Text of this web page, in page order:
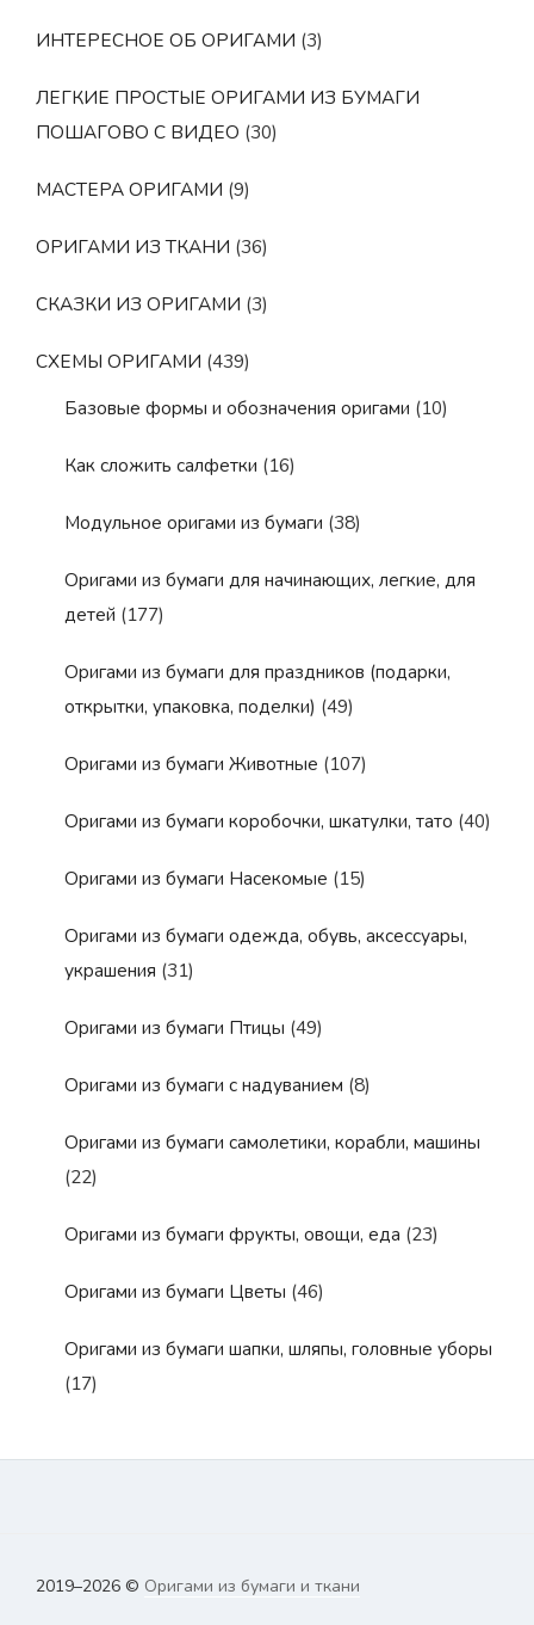
ИНТЕРЕСНОЕ ОБ ОРИГАМИ (3)
ЛЕГКИЕ ПРОСТЫЕ ОРИГАМИ ИЗ БУМАГИ
ПОШАГОВО С ВИДЕО (30)
МАСТЕРА ОРИГАМИ (9)
ОРИГАМИ ИЗ ТКАНИ (36)
СКАЗКИ ИЗ ОРИГАМИ (3)
СХЕМЫ ОРИГАМИ (439)
Базовые формы и обозначения оригами (10)
Как сложить салфетки (16)
Модульное оригами из бумаги (38)
Оригами из бумаги для начинающих, легкие, для
детей (177)
Оригами из бумаги для праздников (подарки,
открытки, упаковка, поделки) (49)
Оригами из бумаги Животные (107)
Оригами из бумаги коробочки, шкатулки, тато (40)
Оригами из бумаги Насекомые (15)
Оригами из бумаги одежда, обувь, аксессуары,
украшения (31)
Оригами из бумаги Птицы (49)
Оригами из бумаги с надуванием (8)
Оригами из бумаги самолетики, корабли, машины
(22)
Оригами из бумаги фрукты, овощи, еда (23)
Оригами из бумаги Цветы (46)
Оригами из бумаги шапки, шляпы, головные уборы
(17)
2019–2026 © Оригами из бумаги и ткани